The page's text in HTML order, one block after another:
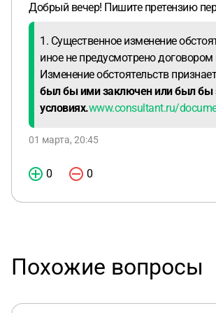
Добрый вечер! Пишите претензию
1. Существенное изменение
иное не предусмотрено договором
Изменение обстоятельств
был бы ими заключен или был бы
условиях.www.consultant.ru/
01 марта, 20:45
0 0
Похожие вопросы